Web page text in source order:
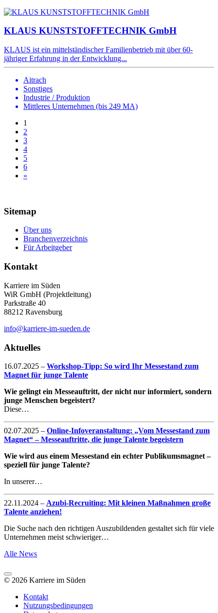
KLAUS KUNSTSTOFFTECHNIK GmbH
KLAUS ist ein mittelständischer Familienbetrieb mit über 60-
jähriger Erfahrung in der Entwicklung...
Aitrach
Sonstiges
Industrie / Produktion
Mittleres Unternehmen (bis 249 MA)
1
2
3
4
5
6
»
Sitemap
Über uns
Branchenverzeichnis
Für Arbeitgeber
Kontakt
Karriere im Süden
WiR GmbH (Projektleitung)
Parkstraße 40
88212 Ravensburg
info@karriere-im-sueden.de
Aktuelles
16.07.2025 – Workshop-Tipp: So wird Ihr Messestand zum
Magnet für junge Talente
Wie gelingt ein Messeauftritt, der nicht nur informiert, sondern
junge Menschen begeistert?
Diese…
02.07.2025 – Online-Infoveranstaltung: „Vom Messestand zum
Magnet“ – Messeauftritte, die junge Talente begeistern
Wie wird aus einem Messestand ein echter Publikumsmagnet –
speziell für junge Talente?
In unserer…
22.11.2024 – Azubi-Recruiting: Mit kleinen Maßnahmen große
Talente anziehen!
Die Suche nach den richtigen Auszubildenden gestaltet sich für viele
Unternehmen meist schwieriger…
Alle News
© 2026 Karriere im Süden
Kontakt
Nutzungsbedingungen